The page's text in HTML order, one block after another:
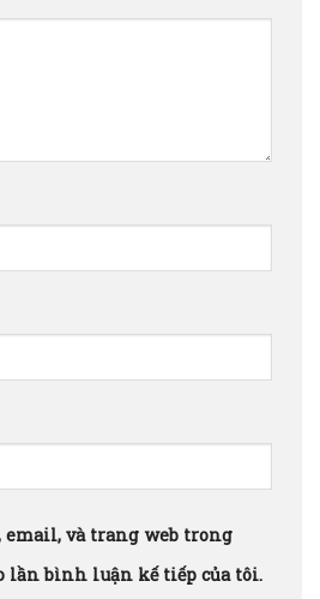
email, và trang web trong
lần bình luận kế tiếp của tôi.